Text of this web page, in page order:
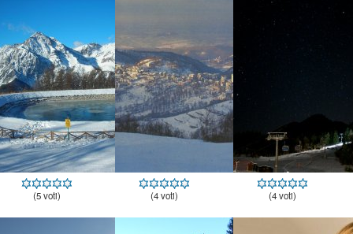
(5 voti) (4 voti) (4 voti)